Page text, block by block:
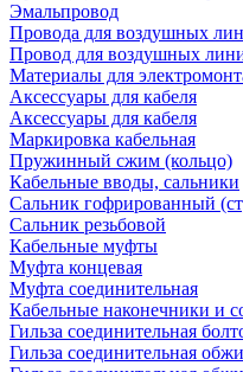
Эмальпровод
Провода для воздушных
Провод для воздушных
Материалы для
Аксессуары для кабеля
Аксессуары для кабеля
Маркировка кабельная
Пружинный сжим (кольцо)
Кабельные вводы, сальники
Сальник гофрированный
Сальник резьбовой
Кабельные муфты
Муфта концевая
Муфта соединительная
Кабельные наконечники и
Гильза соединительная
Гильза соединительная